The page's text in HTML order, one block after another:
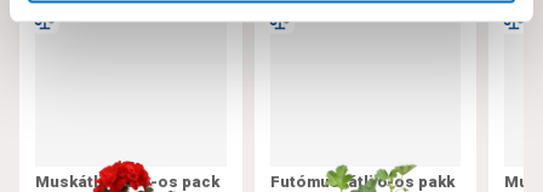
Muskátli álló 6-os pack Futómuskátli 6-os pakk